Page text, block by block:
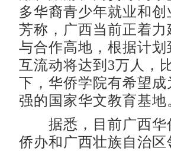
多华裔青少年就业和
芳称，广西当前正着
与合作高地，根据计
互流动将达到3万人，
下，华侨学院有希望
强的国家华文教育基地
据悉，目前广西华
侨办和广西壮族自治